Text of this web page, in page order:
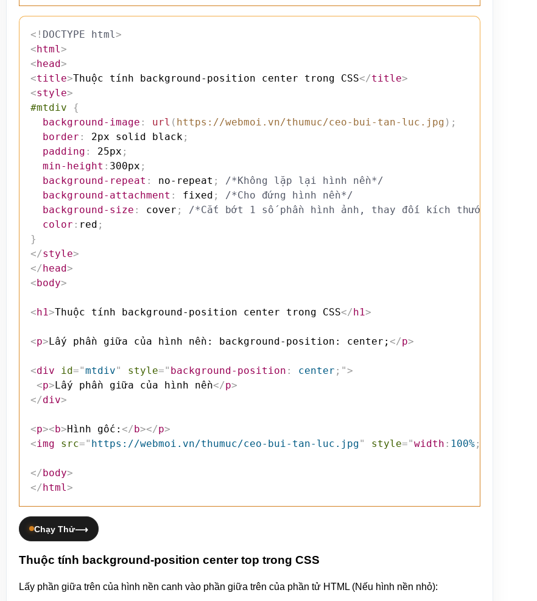
<! DOCTYPE html >
<html >
<head>
<title>Thuộc tính background-position center trong CSS</title>
<style>
#mtdiv
{
background-image : url ( https://webmoi.vn/thumuc/ceo-bui-tan-luc.jpg ) ;
border : 2px solid black ;
padding : 25px ;
min-height : 300px ;
background-repeat : no-repeat ;
/*Không lặp lại hình nền*/
background-attachment : fixed ;
/*Cho đứng hình nền*/
background-size : cover ;
/*Cắt bớt 1 số phần hình ảnh, thay đối kích thước để bao
color : red ;
}
</style>
</head>
<body>
<h1>Thuộc tính background-position center trong CSS</h1>
<p>Lấy phần giữa của hình nền: background-position: center; </p>
<div id="mtdiv" style=" background-position : center ; ">
<p>Lấy phần giữa của hình nền</p>
</div>
<p><b>Hình gốc: </b></p>
<img src=" https://webmoi.vn/thumuc/ceo-bui-tan-luc.jpg" style="width : 100% ;
</body>
</html >
Chạy Thử
Thuộc tính background-position center top trong CSS
Lấy phần giữa trên của hình nền canh vào phần giữa trên của phần tử HTML (Nếu hình nền nhỏ):